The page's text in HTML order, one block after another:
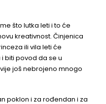
što lutka leti i to će
kreativnost. Činjenica
ili vila leti će
biti povod da se u
još nebrojeno mnogo
poklon i za rođendan i za